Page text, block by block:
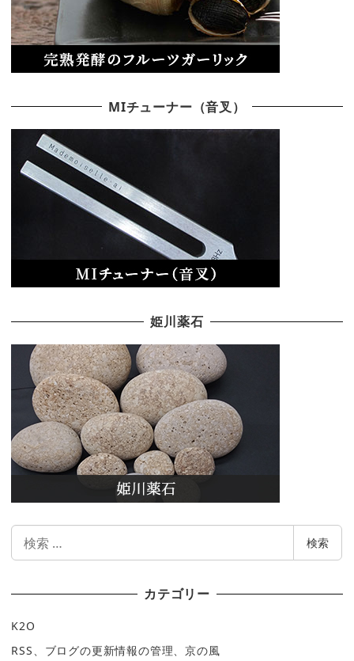
MIチューナー（音叉）
姫川薬石
検索
カテゴリー
K2O
RSS、ブログの更新情報の管理、京の風